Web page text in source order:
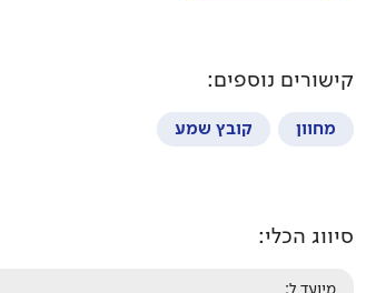
קישורים נוספים:
מחוון קובץ שמע
סיווג הכלי: